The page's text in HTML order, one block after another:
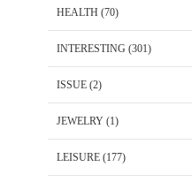
HEALTH (70)
INTERESTING (301)
ISSUE (2)
JEWELRY (1)
LEISURE (177)